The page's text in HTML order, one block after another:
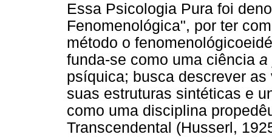
Essa Psicologia Pura foi
Fenomenológica", por ter
método o
funda-se como uma ciência a
psíquica; busca descrever
suas estruturas sintéticas e
como uma disciplina
Transcendental (Husserl,